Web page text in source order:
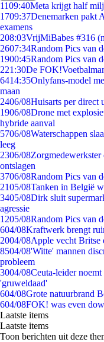
1109:40Meta krijgt half
1709:37Denemarken pakt
examens
208:03VrijMiBabes #316
2607:34Random Pics van
1900:45Random Pics van
221:30De
6414:35Onlyfans-model
maan
2406/08Huisarts per direct
1906/08Drone met
hybride aanval
5706/08Waterschappen
leeg
2306/08Zorgmedewerkster
ontslagen
3706/08Random Pics van
2105/08Tanken in België
3405/08Dirk sluit
agressie
1205/08Random Pics van
604/08Kraftwerk brengt
2004/08Apple vecht Britse
8504/08'Witte' mannen
probleem
3004/08Ceuta-leider
'gruweldaad'
604/08Grote natuurbrand
604/08FOK! was even
Laatste items
Laatste items
Toon berichten uit deze